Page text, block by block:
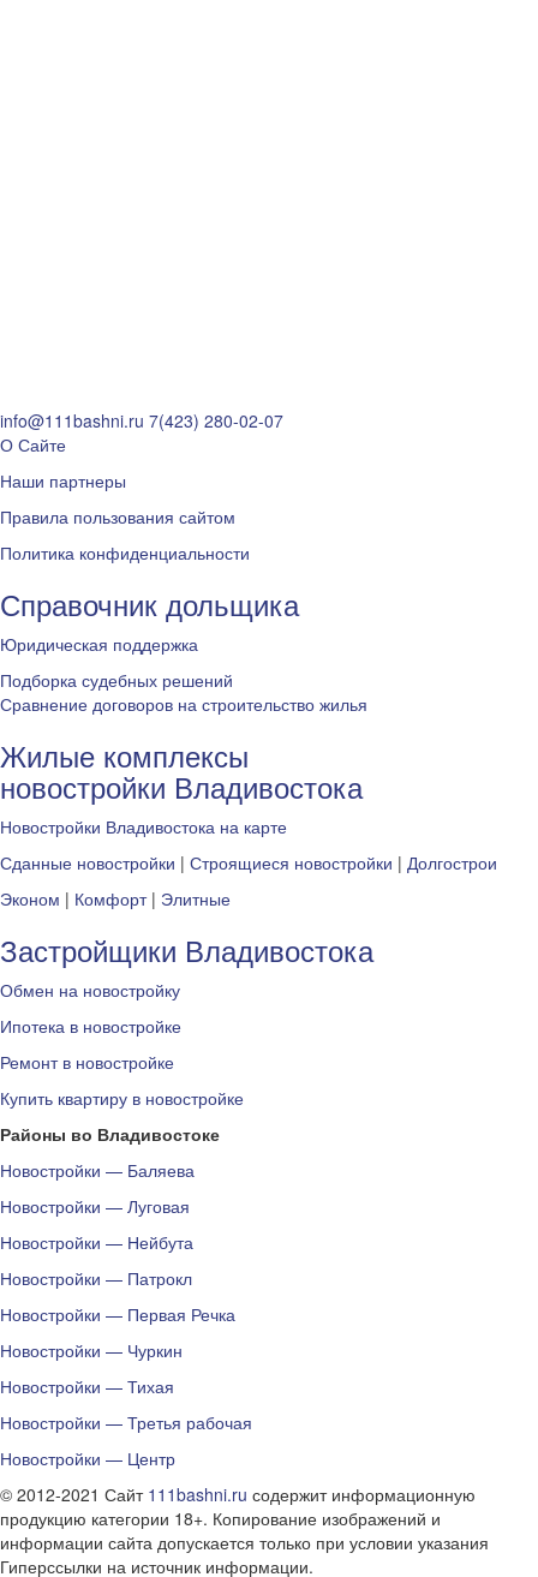
info@111bashni.ru 7(423) 280-02-07
О Сайте
Наши партнеры
Правила пользования сайтом
Политика конфиденциальности
Справочник дольщика
Юридическая поддержка
Подборка судебных решений
Сравнение договоров на строительство жилья
Жилые комплексы
новостройки Владивостока
Новостройки Владивостока на карте
Сданные новостройки | Строящиеся новостройки | Долгострои
Эконом | Комфорт| Элитные
Застройщики Владивостока
Обмен на новостройку
Ипотека в новостройке
Ремонт в новостройке
Купить квартиру в новостройке
Районы во Владивостоке
Новостройки — Баляева
Новостройки — Луговая
Новостройки — Нейбута
Новостройки — Патрокл
Новостройки — Первая Речка
Новостройки — Чуркин
Новостройки — Тихая
Новостройки — Третья рабочая
Новостройки — Центр
© 2012-2021 Сайт 111bashni.ru содержит информационную
продукцию категории 18+. Копирование изображений и
информации сайта допускается только при условии указания
Гиперссылки на источник информации.